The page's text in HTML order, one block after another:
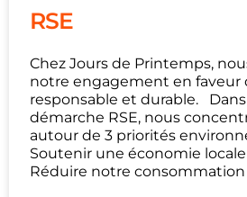
RSE
Chez Jours de Printemps,
notre engagement en faveur
responsable et durable.
démarche RSE, nous
autour de 3 priorités
Soutenir une économie
Réduire notre consommation